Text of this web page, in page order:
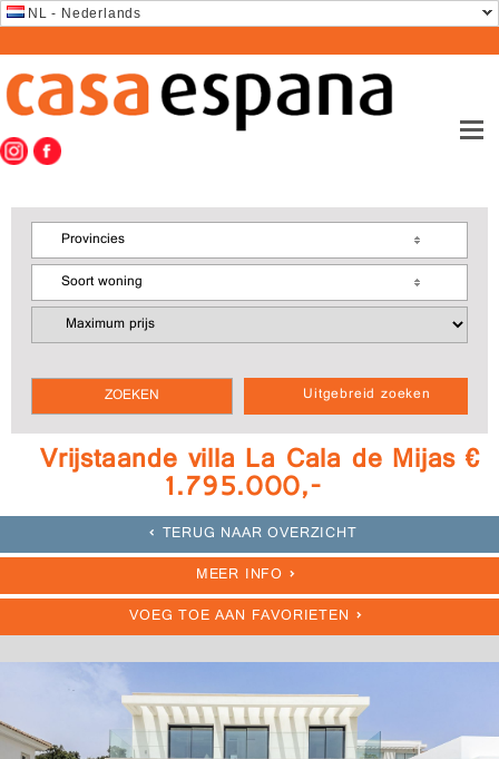
NL - Nederlands
Uitgebreid zoeken
Provincies
Soort woning
Vrijstaande villa La Cala de Mijas €
1.795.000,-
TERUG NAAR OVERZICHT
MEER INFO
VOEG TOE AAN FAVORIETEN